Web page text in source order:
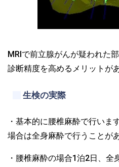
MRIで前立腺がんが疑われた
診断精度を高めるメリットが
生検の実際
・基本的に腰椎麻酔で行いま
場合は全身麻酔で行うことが
・腰椎麻酔の場合1泊2日、